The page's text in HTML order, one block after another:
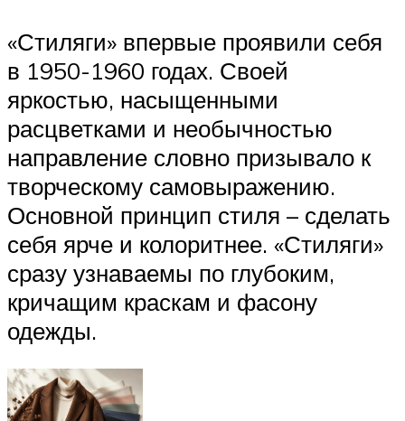
«Стиляги» впервые проявили себя
в 1950-1960 годах. Своей
яркостью, насыщенными
расцветками и необычностью
направление словно призывало к
творческому самовыражению.
Основной принцип стиля – сделать
себя ярче и колоритнее. «Стиляги»
сразу узнаваемы по глубоким,
кричащим краскам и фасону
одежды.